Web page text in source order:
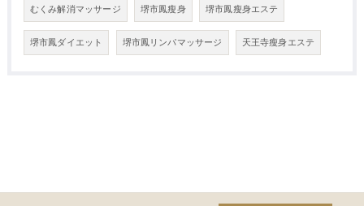
むくみ解消マッサージ 堺市鳳瘦身 堺市鳳瘦身エステ
堺市鳳ダイエット 堺市鳳リンパマッサージ 天王寺瘦身エステ